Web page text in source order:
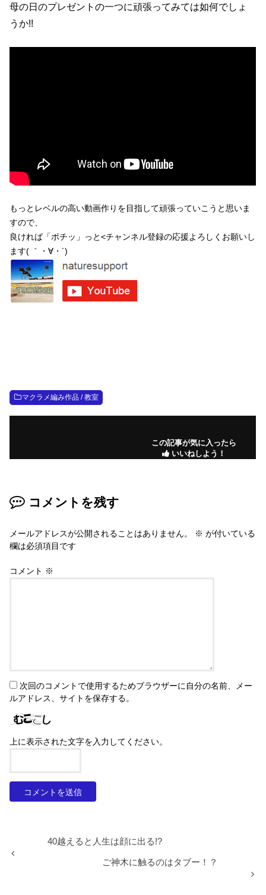
母の日のプレゼントの一つに頑張ってみては如何でしょ
うか!!
もっとレベルの高い動画作りを目指して頑張っていこうと思いま
すので、
良ければ「ポチッ」っと<チャンネル登録の応援よろしくお願いし
ます( ｀・∀・´)
マクラメ編み作品 / 教室
この記事が気に入ったら
いいねしよう！
コメントを残す
メールアドレスが公開されることはありません。 ※ が付いている
欄は必須項目です
コメント ※
次回のコメントで使用するためブラウザーに自分の名前、メー
ルアドレス、サイトを保存する。
上に表示された文字を入力してください。
40越えると人生は顔に出る!?
ご神木に触るのはタブー！？